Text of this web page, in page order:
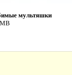
мультяшки